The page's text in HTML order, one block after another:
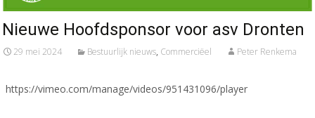
Nieuwe Hoofdsponsor voor asv Dronten
29 mei 2024 Bestuurlijk nieuws, Commerciëel Peter Renkema
https://vimeo.com/manage/videos/951431096/player